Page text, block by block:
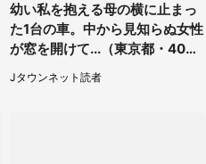
幼い私を抱える母の横に止まっ
た1台の車。中から見知らぬ女性
が窓を開けて...（東京都・40代
Jタウンネット読者